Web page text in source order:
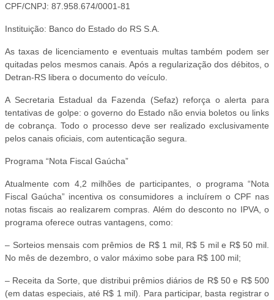
CPF/CNPJ: 87.958.674/0001-81
Instituição: Banco do Estado do RS S.A.
As taxas de licenciamento e eventuais multas também podem ser
quitadas pelos mesmos canais. Após a regularização dos débitos, o
Detran-RS libera o documento do veículo.
A Secretaria Estadual da Fazenda (Sefaz) reforça o alerta para
tentativas de golpe: o governo do Estado não envia boletos ou links
de cobrança. Todo o processo deve ser realizado exclusivamente
pelos canais oficiais, com autenticação segura.
Programa “Nota Fiscal Gaúcha”
Atualmente com 4,2 milhões de participantes, o programa “Nota
Fiscal Gaúcha” incentiva os consumidores a incluírem o CPF nas
notas fiscais ao realizarem compras. Além do desconto no IPVA, o
programa oferece outras vantagens, como:
– Sorteios mensais com prêmios de R$ 1 mil, R$ 5 mil e R$ 50 mil.
No mês de dezembro, o valor máximo sobe para R$ 100 mil;
– Receita da Sorte, que distribui prêmios diários de R$ 50 e R$ 500
(em datas especiais, até R$ 1 mil). Para participar, basta registrar o